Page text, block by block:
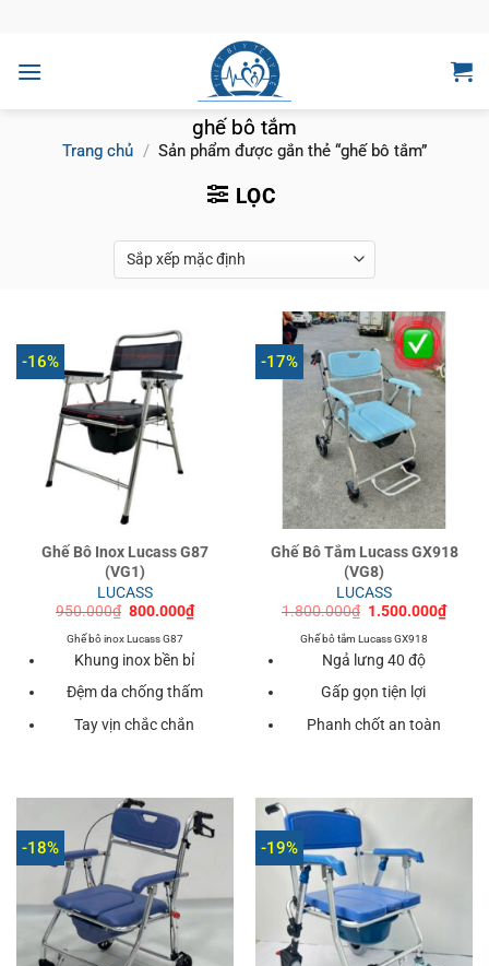
nội
ghế bô tắm
Trang chủ / Sản phẩm được gắn thẻ “ghế bô tắm”
LỌC
-16%
Ghế Bô Inox Lucass G87
(VG1)
LUCASS
950.000₫ Giá
là:
950.000₫.
800.000₫Giá
hiện
là:
800.000₫.
Ghế bô inox Lucass G87
Khung inox bền bỉ
Đệm da chống thấm
Tay vịn chắc chắn
-17%
Ghế Bô Tắm Lucass GX918
(VG8)
LUCASS
1.800.000₫ Giá
là:
1.800.000₫.
1.500.000₫Giá
hiện
Ghế bô tắm Lucass GX918
Ngả lưng 40 độ
Gấp gọn tiện lợi
Phanh chốt an toàn
-18% -19%